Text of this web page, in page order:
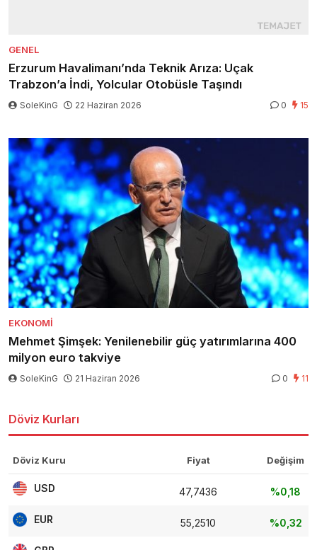
GENEL
Erzurum Havalimanı’nda Teknik Arıza: Uçak
Trabzon’a İndi, Yolcular Otobüsle Taşındı
SoleKinG 22 Haziran 2026 0 15
EKONOMI
Mehmet Şimşek: Yenilenebilir güç yatırımlarına 400
milyon euro takviye
SoleKinG 21 Haziran 2026 0 11
Döviz Kurları
Döviz Kuru Fiyat Değişim
USD 47,7436 %0,18
EUR 55,2510 %0,32